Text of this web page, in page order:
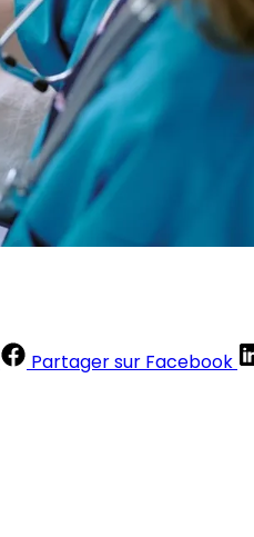
Partager sur Facebook